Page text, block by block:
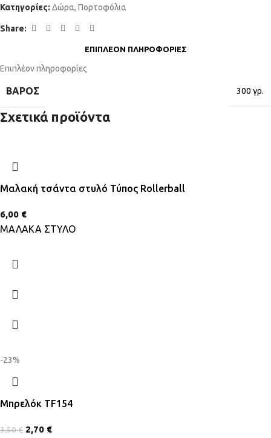
Κατηγορίες: Δώρα, Πορτοφόλια
Share:
ΕΠΙΠΛΈΟΝ ΠΛΗΡΟΦΟΡΊΕΣ
Επιπλέον πληροφορίες
ΒΆΡΟΣ 300 γρ.
Σχετικά προϊόντα
Μαλακή τσάντα στυλό Τύπος Rollerball
6,00 €
ΜΑΛΑΚΑ ΣΤΥΛΟ
-23%
Μπρελόκ TF154
3,50€ 2,70 €